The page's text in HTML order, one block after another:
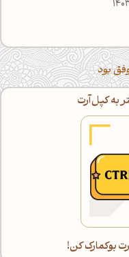
بود
به کپل‌آرت
بوکمارک کن!